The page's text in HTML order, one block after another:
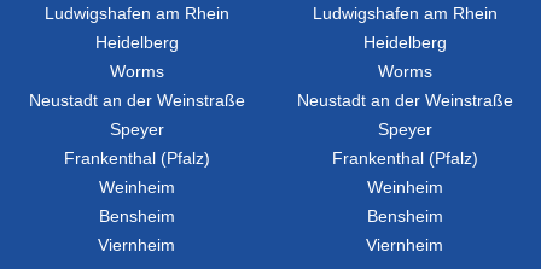
Ludwigshafen am Rhein
Heidelberg
Worms
Neustadt an der Weinstraße
Speyer
Frankenthal (Pfalz)
Weinheim
Bensheim
Viernheim
Ludwigshafen am Rhein
Heidelberg
Worms
Neustadt an der Weinstraße
Speyer
Frankenthal (Pfalz)
Weinheim
Bensheim
Viernheim